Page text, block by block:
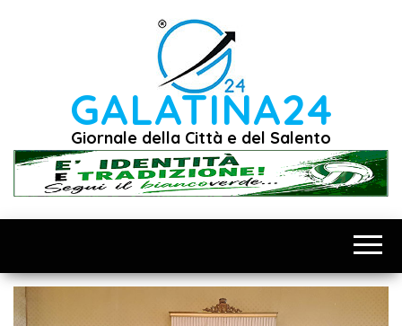
GALATINA24
Giornale della Città e del Salento